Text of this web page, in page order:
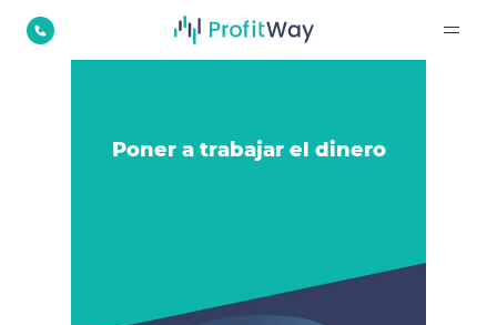
Poner a trabajar el dinero